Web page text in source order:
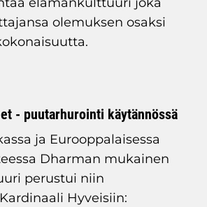
olemuksen osaksi
- puutarhurointi käytännössä
ja Eurooppalaisessa
Dharman mukainen
perustui niin
Hyveisiin: